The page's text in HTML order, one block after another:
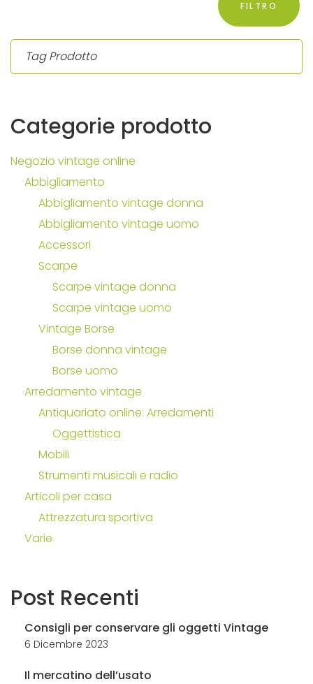
FILTRO
Categorie prodotto
Negozio vintage online
Abbigliamento
Abbigliamento vintage donna
Abbigliamento vintage uomo
Accessori
Scarpe
Scarpe vintage donna
Scarpe vintage uomo
Vintage Borse
Borse donna vintage
Borse uomo
Arredamento vintage
Antiquariato online: Arredamenti
Oggettistica
Mobili
Strumenti musicali e radio
Articoli per casa
Attrezzatura sportiva
Varie
Post Recenti
Consigli per conservare gli oggetti Vintage
6 Dicembre 2023
Il mercatino dell’usato